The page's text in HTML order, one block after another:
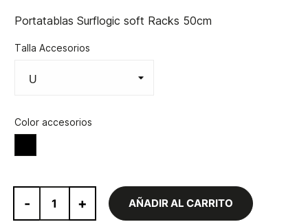
Portatablas Surflogic soft Racks 50cm
Talla Accesorios
Color accesorios
- + AÑADIR AL CARRITO